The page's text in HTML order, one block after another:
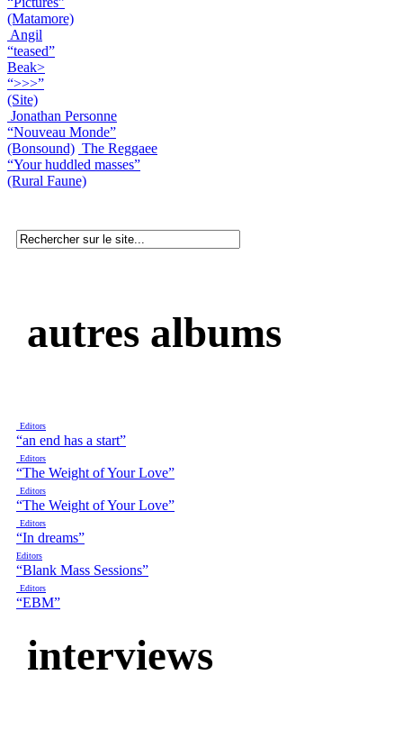
(Matamore)
Angil
“teased”
Beak>
“>>>”
(Site)
Jonathan Personne
“Nouveau Monde”
(Bonsound) The Reggaee
“Your huddled masses”
(Rural Faune)
autres albums
Editors
“an end has a start”
Editors
“The Weight of Your Love”
Editors
“The Weight of Your Love”
Editors
“In dreams”
Editors
“Blank Mass Sessions”
Editors
“EBM”
interviews